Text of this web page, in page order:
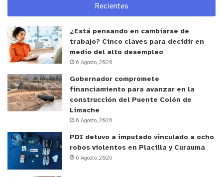
para llevar tranquilidad y seguridad tanto a
nuestras vecinas y vecinos como a quienes nos
visitan desde distintos puntos del país.
y tú, ¿qué opinas?
Plan Verano 2026
Recientes
¿Está pensando en cambiarse de
trabajo? Cinco claves para decidir en
medio del alto desempleo
6 Agosto, 2026
Gobernador compromete
financiamiento para avanzar en la
construcción del Puente Colón de
Limache
6 Agosto, 2026
PDI detuvo a imputado vinculado a ocho
robos violentos en Placilla y Curauma
6 Agosto, 2026